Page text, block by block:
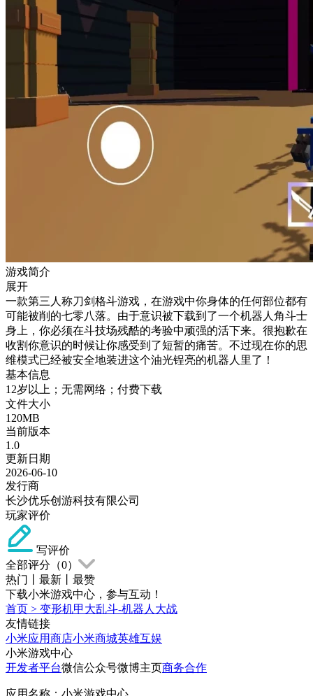
游戏简介
展开
一款第三人称刀剑格斗游戏，在游戏中你身体的任何部位都有
可能被削的七零八落。由于意识被下载到了一个机器人角斗士
身上，你必须在斗技场残酷的考验中顽强的活下来。很抱歉在
收割你意识的时候让你感受到了短暂的痛苦。不过现在你的思
维模式已经被安全地装进这个油光锃亮的机器人里了！
基本信息
12岁以上；无需网络；付费下载
文件大小
120MB
当前版本
1.0
更新日期
2026-06-10
发行商
长沙优乐创游科技有限公司
玩家评价
写评价
全部评分（0）
热门
最新
最赞
下载小米游戏中心，参与互动！
首页 > 变形机甲大乱斗-机器人大战
友情链接
小米应用商店小米商城英雄互娱
小米游戏中心
开发者平台微信公众号微博主页商务合作
应用名称：小米游戏中心